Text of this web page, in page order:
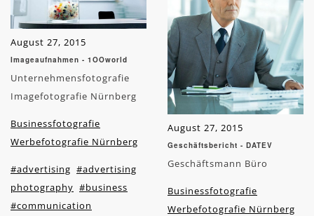
August 27, 2015
Imageaufnahmen - 1OOworld
Unternehmensfotografie
Imagefotografie Nürnberg
Businessfotografie
Werbefotografie Nürnberg
#advertising #advertising
photography #business
#communication
August 27, 2015
Geschäftsbericht - DATEV
Geschäftsmann Büro
Businessfotografie
Werbefotografie Nürnberg